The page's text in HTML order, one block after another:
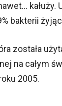
bakterii
została
na całym
2005.